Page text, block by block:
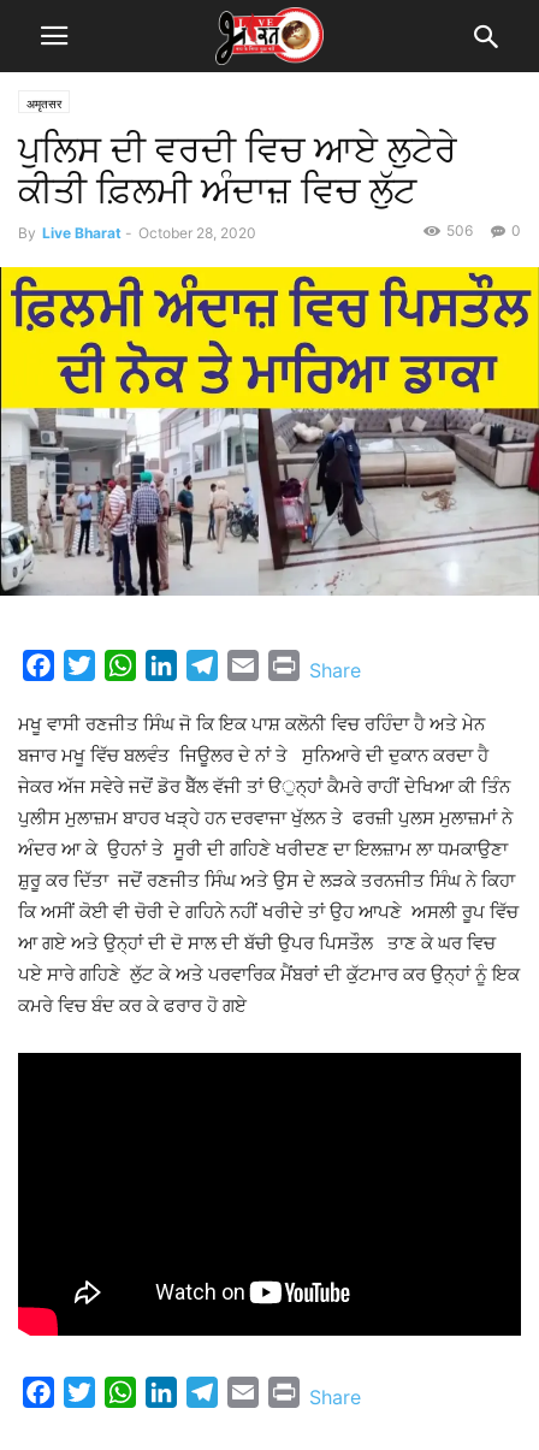
अमृतसर
ਪੁਲਿਸ ਦੀ ਵਰਦੀ ਵਿਚ ਆਏ ਲੁਟੇਰੇ
ਕੀਤੀ ਫ਼ਿਲਮੀ ਅੰਦਾਜ਼ ਵਿਚ ਲੁੱਟ
By Live Bharat - October 28, 2020 0
506
FacebookTwitterWhatsAppLinkedInTelegram
Email Print
Share
ਮਖੂ ਵਾਸੀ ਰਣਜੀਤ ਸਿੰਘ ਜੋ ਕਿ ਇਕ ਪਾਸ਼ ਕਲੋਨੀ ਵਿਚ ਰਹਿੰਦਾ ਹੈ ਅਤੇ ਮੇਨ
ਬਜਾਰ ਮਖੂ ਵਿੱਚ ਬਲਵੰਤ ਜਿਊਲਰ ਦੇ ਨਾਂ ਤੇ ਸੁਨਿਆਰੇ ਦੀ ਦੁਕਾਨ ਕਰਦਾ ਹੈ
ਜੇਕਰ ਅੱਜ ਸਵੇਰੇ ਜਦੋਂ ਡੋਰ ਬੈੱਲ ਵੱਜੀ ਤਾਂ ੳੁਨ੍ਹਾਂ ਕੈਮਰੇ ਰਾਹੀਂ ਦੇਖਿਆ ਕੀ ਤਿੰਨ
ਪੁਲੀਸ ਮੁਲਾਜ਼ਮ ਬਾਹਰ ਖੜ੍ਹੇ ਹਨ ਦਰਵਾਜਾ ਖੁੱਲਨ ਤੇ ਫਰਜ਼ੀ ਪੁਲਸ ਮੁਲਾਜ਼ਮਾਂ ਨੇ
ਅੰਦਰ ਆ ਕੇ ਉਹਨਾਂ ਤੇ ਸੂਰੀ ਦੀ ਗਹਿਣੇ ਖਰੀਦਣ ਦਾ ਇਲਜ਼ਾਮ ਲਾ ਧਮਕਾਉਣਾ
ਸ਼ੁਰੂ ਕਰ ਦਿੱਤਾ ਜਦੋਂ ਰਣਜੀਤ ਸਿੰਘ ਅਤੇ ਉਸ ਦੇ ਲੜਕੇ ਤਰਨਜੀਤ ਸਿੰਘ ਨੇ ਕਿਹਾ
ਕਿ ਅਸੀਂ ਕੋਈ ਵੀ ਚੋਰੀ ਦੇ ਗਹਿਨੇ ਨਹੀਂ ਖਰੀਦੇ ਤਾਂ ਉਹ ਆਪਣੇ ਅਸਲੀ ਰੂਪ ਵਿੱਚ
ਆ ਗਏ ਅਤੇ ਉਨ੍ਹਾਂ ਦੀ ਦੋ ਸਾਲ ਦੀ ਬੱਚੀ ਉਪਰ ਪਿਸਤੌਲ ਤਾਣ ਕੇ ਘਰ ਵਿਚ
ਪਏ ਸਾਰੇ ਗਹਿਣੇ ਲੁੱਟ ਕੇ ਅਤੇ ਪਰਵਾਰਿਕ ਮੈਂਬਰਾਂ ਦੀ ਕੁੱਟਮਾਰ ਕਰ ਉਨ੍ਹਾਂ ਨੂੰ ਇਕ
ਕਮਰੇ ਵਿਚ ਬੰਦ ਕਰ ਕੇ ਫਰਾਰ ਹੋ ਗਏ
FacebookTwitterWhatsAppLinkedInTelegram
Email Print
Share